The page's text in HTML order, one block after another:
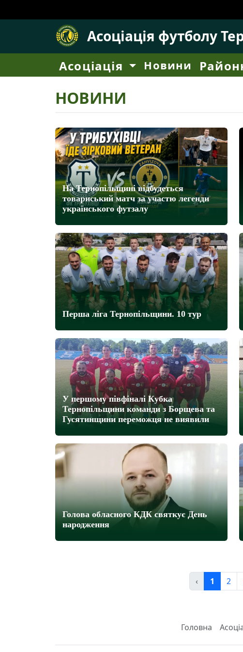
Асоціація футболу
Асоціація Новини
НОВИНИ
На Тернопільщині відбудеться
товариський матч за участю легенди
українського футзалу
Перша ліга Тернопільщини. 10 тур
У першому півфіналі Кубка
Тернопільщини команди з Борщева та
Гусятинщини переможця не виявили
Голова обласного КДК святкує День
народження
‹ 1 2
Головна